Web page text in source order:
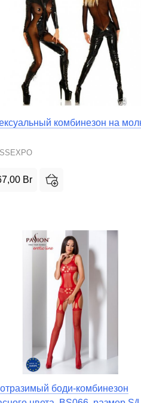
комбинезон на
Br
боди-комбинезон